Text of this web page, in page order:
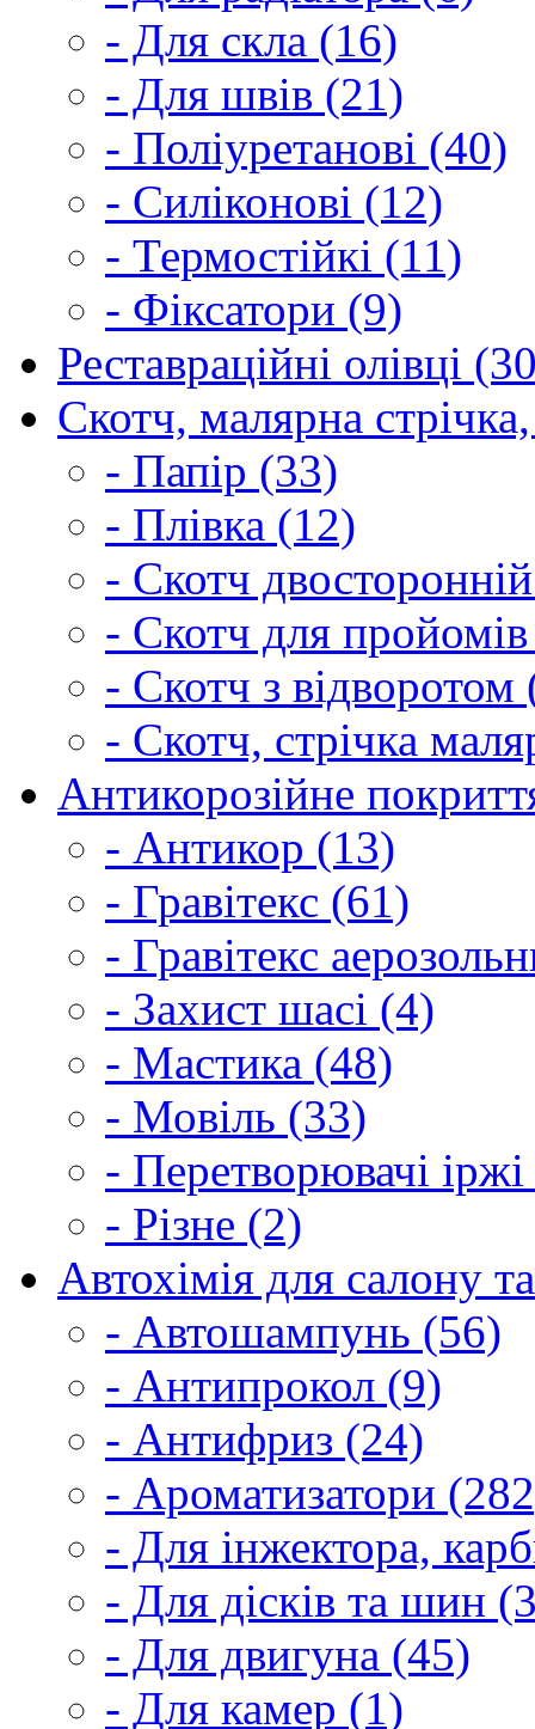
- Для скла (16)
- Для швів (21)
- Поліуретанові (40)
- Силіконові (12)
- Термостійкі (11)
- Фіксатори (9)
Реставраційні олівці
Скотч, малярна
- Папір (33)
- Плівка (12)
- Скотч
- Скотч для
- Скотч з відворотом
- Скотч, стрічка
Антикорозійне
- Антикор (13)
- Гравітекс (61)
- Гравітекс
- Захист шасі (4)
- Мастика (48)
- Мовіль (33)
- Перетворювачі
- Різне (2)
Автохімія для салону
- Автошампунь (56)
- Антипрокол (9)
- Антифриз (24)
- Ароматизатори
- Для інжектора,
- Для дісків та шин
- Для двигуна (45)
- Для камер (1)